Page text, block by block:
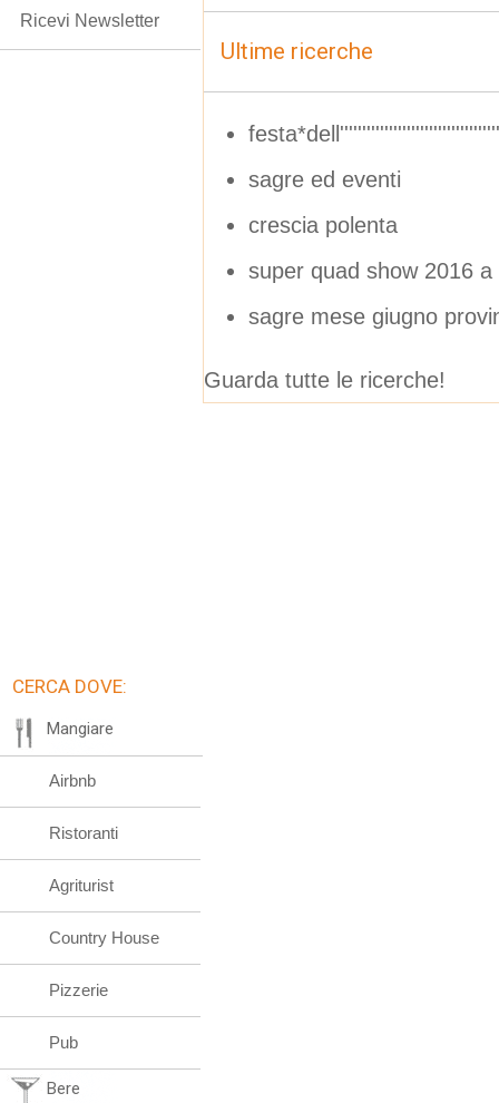
Ultime ricerche
sagre ed eventi
crescia polenta
super quad show 2016
sagre mese giugno
Guarda tutte le ricerche!
Ricevi Newsletter
CERCA DOVE:
Mangiare
Airbnb
Ristoranti
Agriturist
Country House
Pizzerie
Pub
Bere